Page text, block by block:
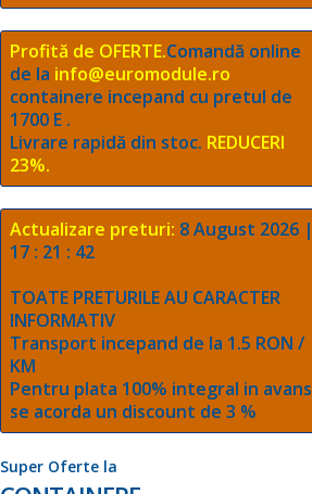
Profită de OFERTE.Comandă online
de la info@euromodule.ro
containere incepand cu pretul de
1700 E .
Livrare rapidă din stoc. REDUCERI
23%.
Actualizare preturi: 8 August 2026 |
17 : 21 : 42
TOATE PRETURILE AU CARACTER
INFORMATIV
Transport incepand de la 1.5 RON /
KM
Pentru plata 100% integral in avans
se acorda un discount de 3 %
Super Oferte la